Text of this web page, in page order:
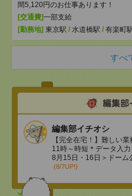
間5,120円のお仕事あります！
[交通費]一部支給
[勤務地] 東京駅 / 水道橋駅 / 有楽町
すべ
編集部イチオシ
【完全在宅！】難しい
11時～時短＊データ入
8月15日・16日＞ドーム
(8/7UP!)